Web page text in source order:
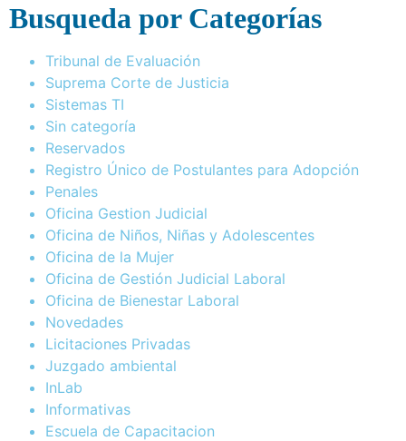
Busqueda por Categorías
Tribunal de Evaluación
Suprema Corte de Justicia
Sistemas TI
Sin categoría
Reservados
Registro Único de Postulantes para Adopción
Penales
Oficina Gestion Judicial
Oficina de Niños, Niñas y Adolescentes
Oficina de la Mujer
Oficina de Gestión Judicial Laboral
Oficina de Bienestar Laboral
Novedades
Licitaciones Privadas
Juzgado ambiental
InLab
Informativas
Escuela de Capacitacion